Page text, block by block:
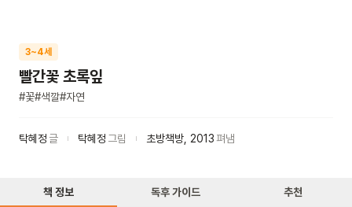
3~4세
빨간꽃 초록잎
#꽃#색깔#자연
탁혜정 글 탁혜정 그림 초방책방 2013펴냄
책 정보 독후 가이드 추천